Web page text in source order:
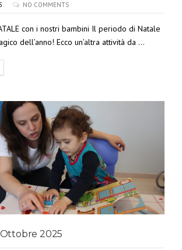
NO COMMENTS
con i nostri bambini Il periodo di Natale
dell’anno! Ecco un’altra attività da ...
2025